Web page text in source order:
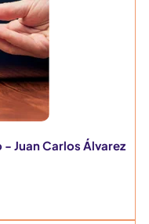
Juan Carlos Álvarez